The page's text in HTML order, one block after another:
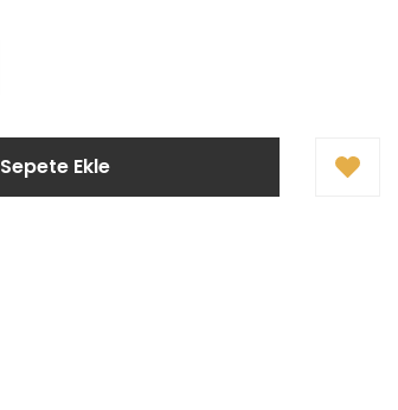
Sepete Ekle